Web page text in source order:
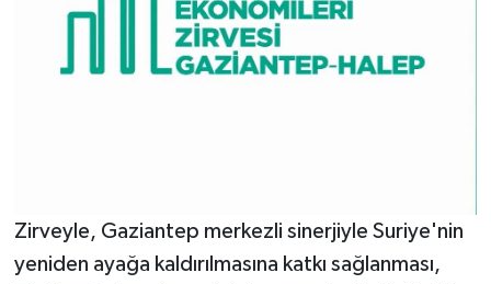
Zirveyle, Gaziantep merkezli sinerjiyle Suriye'nin
yeniden ayağa kaldırılmasına katkı sağlanması,